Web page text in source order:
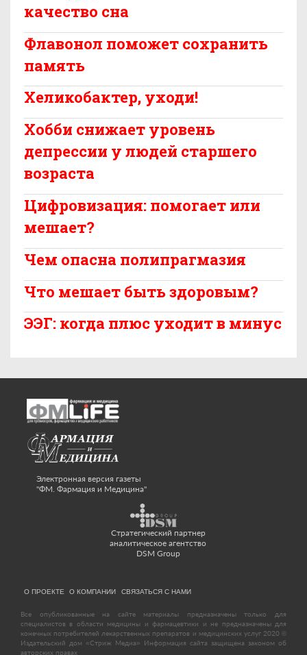
качество сна
Флавонол поможет сохранить
память
Хеликобактер, уходи!
Хобби снижает уровень
депрессии у людей старшего
возраста
Цифровизация: помогает или
мешает?
Чем опасна полипрагмазия
Что мешает быть здоровым?
ЭЭГ: когда плюс уходит в минус